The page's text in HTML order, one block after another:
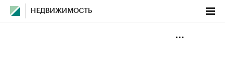
НЕДВИЖИМОСТЬ